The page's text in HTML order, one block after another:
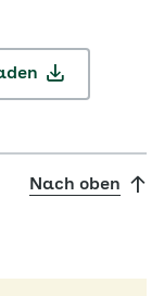
Nach oben